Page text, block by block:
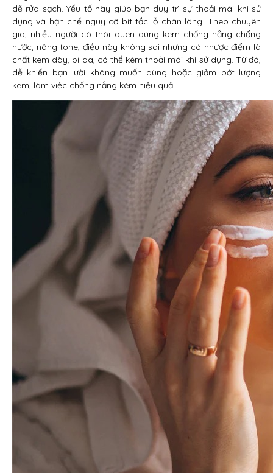
dẽ rửa sạch. Yếu tố này giúp bạn duy trì sự thoải mái khi sử
dụng và hạn chế nguy cơ bít tắc lỗ chân lông. Theo chuyên
gia, nhiều người có thói quen dùng kem chống nắng chống
nước, nâng tone, điều này không sai nhưng có nhược điểm là
chất kem dày, bí da, có thể kém thoải mái khi sử dụng. Từ đó,
dễ khiến bạn lười không muốn dùng hoặc giảm bớt lượng
kem, làm việc chống nắng kém hiệu quả.